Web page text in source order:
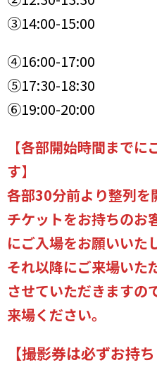
③14:00-15:00
④16:00-17:00
⑤17:30-18:30
⑥19:00-20:00
【各部開始時間までに
す】
各部30分前より整列を
チケットをお持ちのお
にご入場をお願いいた
それ以降にご来場いた
させていただきますの
来場ください。
【撮影券は必ずお持